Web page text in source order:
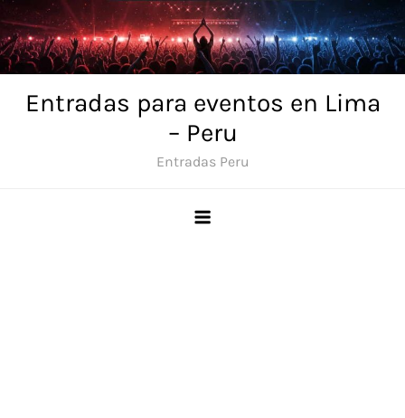
Skip
to
content
Entradas para eventos en Lima
– Peru
Entradas Peru